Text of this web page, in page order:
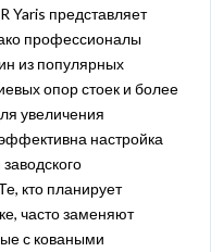
Yaris представляет
профессионалы
из популярных
опор стоек и более
увеличения
настройка
кто планирует
часто заменяют
с коваными